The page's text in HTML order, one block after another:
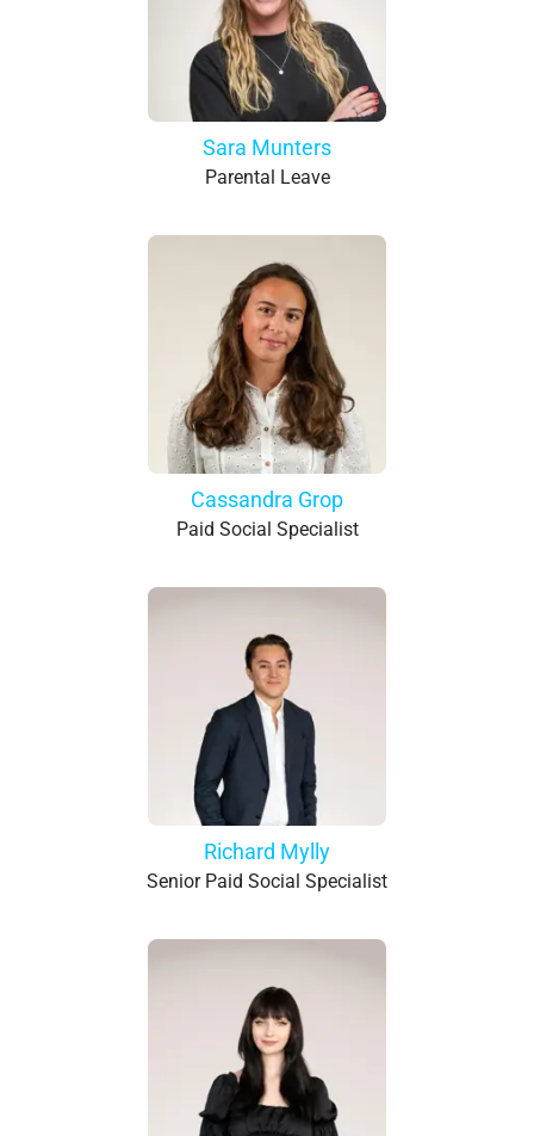
Sara Munters
Parental Leave
Cassandra Grop
Paid Social Specialist
Richard Mylly
Senior Paid Social Specialist